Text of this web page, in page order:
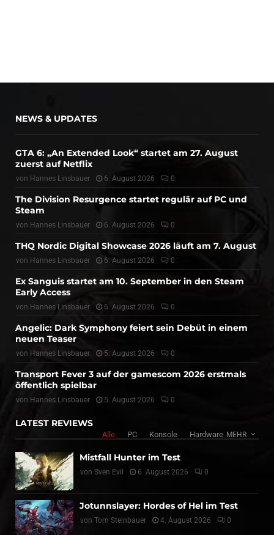
NEWS & UPDATES
GTA 6: „An Extended Look“ startet am 27. August
zuerst auf Netflix
von Hannes Linsbauer 6. August 2026 0
The Division Resurgence startet regulär auf PC und
Steam
von Hannes Linsbauer 6. August 2026 0
THQ Nordic Digital Showcase 2026 läuft am 7. August
von Hannes Linsbauer 6. August 2026 0
Ex Sanguis startet am 10. September in den Steam
Early Access
von Hannes Linsbauer 6. August 2026 0
Angelic: Dark Symphony feiert sein Debüt in einem
neuen Teaser
von Hannes Linsbauer 5. August 2026 0
Transport Fever 3 auf der gamescom 2026 erstmals
öffentlich spielbar
von Hannes Linsbauer 5. August 2026 0
LATEST REVIEWS
Alle PC Konsole Hardware MEHR
Mistfall Hunter im Test
von Sven Evil 6. August 2026 0
Jotunnslayer: Hordes of Hel im Test
von Tom Steinbauer 4. August 2026 0